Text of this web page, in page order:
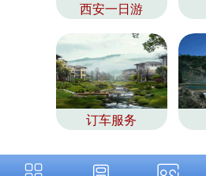
西安一日游
订车服务